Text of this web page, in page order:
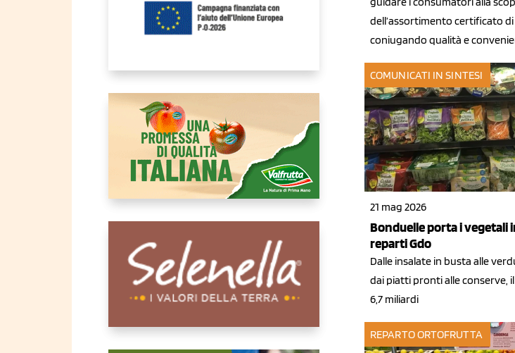
dell’assortimento certificato
coniugando qualità e
COMUNICATI IN SINTESI
21 mag 2026
Bonduelle porta i vegetali
reparti Gdo
Dalle insalate in busta alle
dai piatti pronti alle conserve,
6,7 miliardi
REPARTO ORTOFRUTTA